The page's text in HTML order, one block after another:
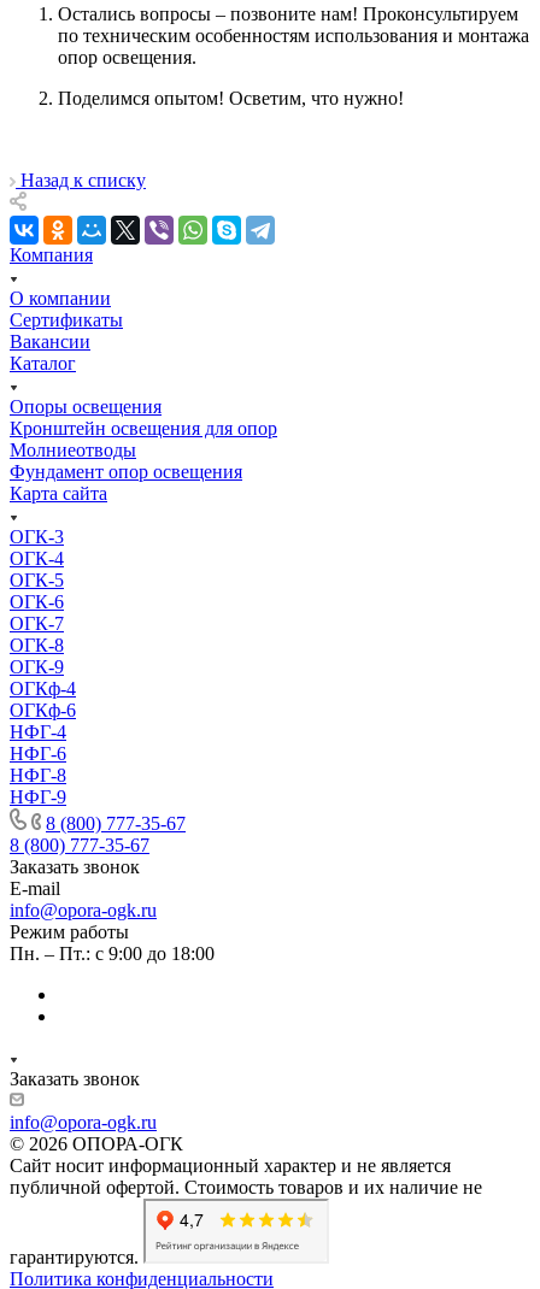
Остались вопросы – позвоните нам! Проконсультируем
по техническим особенностям использования и монтажа
опор освещения.
Поделимся опытом! Осветим, что нужно!
Назад к списку
Компания
О компании
Сертификаты
Вакансии
Каталог
Опоры освещения
Кронштейн освещения для опор
Молниеотводы
Фундамент опор освещения
Карта сайта
ОГК-3
ОГК-4
ОГК-5
ОГК-6
ОГК-7
ОГК-8
ОГК-9
ОГКф-4
ОГКф-6
НФГ-4
НФГ-6
НФГ-8
НФГ-9
8 (800) 777-35-67
8 (800) 777-35-67
Заказать звонок
E-mail
info@opora-ogk.ru
Режим работы
Пн. – Пт.: с 9:00 до 18:00
Заказать звонок
info@opora-ogk.ru
© 2026 ОПОРА-ОГК
Сайт носит информационный характер и не является
публичной офертой. Стоимость товаров и их наличие не
гарантируются.
Политика конфиденциальности